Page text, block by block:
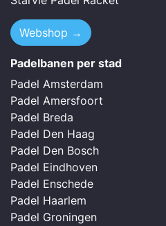
Webshop →
Padelbanen per stad
Padel Amsterdam
Padel Amersfoort
Padel Breda
Padel Den Haag
Padel Den Bosch
Padel Eindhoven
Padel Enschede
Padel Haarlem
Padel Groningen